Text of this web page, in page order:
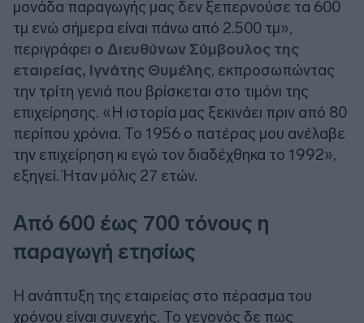
μονάδα παραγωγής μας δεν ξεπερνούσε τα 600
τμ ενώ σήμερα είναι πάνω από 2.500 τμ»,
περιγράφει ο Διευθύνων Σύμβουλος της
εταιρείας, Ιγνάτης Θυμέλης, εκπροσωπώντας
την τρίτη γενιά που βρίσκεται στο τιμόνι της
επιχείρησης. «Η ιστορία μας ξεκινάει πριν από 80
περίπου χρόνια. Το 1956 ο πατέρας μου ανέλαβε
την επιχείρηση κι εγώ τον διαδέχθηκα το 1992»,
εξηγεί. Ήταν μόλις 27 ετών.
Από 600 έως 700 τόνους η
παραγωγή ετησίως
Η ανάπτυξη της εταιρείας στο πέρασμα του
χρόνου είναι συνεχής. Το γεγονός δε πως